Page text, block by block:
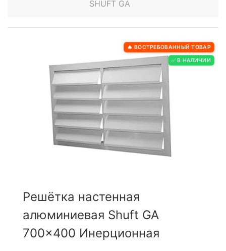
SHUFT GA
🔥 ВОСТРЕБОВАННЫЙ ТОВАР
✅ В НАЛИЧИИ
Решётка настенная
алюминиевая Shuft GA
700x400 Инерционная